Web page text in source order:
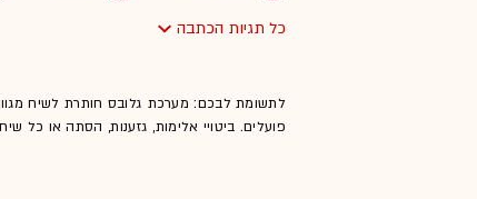
כל תגיות הכתבה
לתשומת לבכם: מערכת גלובס חותרת לשיח
פועלים. ביטויי אלימות, גזענות, הסתה או כל